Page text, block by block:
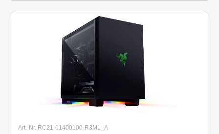
Art.-Nr. RC21-01400100-R3M1_A